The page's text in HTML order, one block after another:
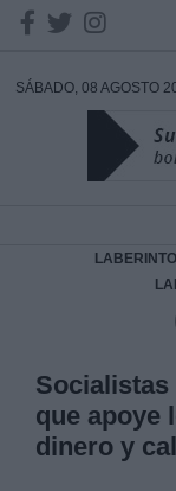
SÁBADO, 08 AGOSTO
Socialistas
que apoye
dinero y
DATOS
Legitimación: